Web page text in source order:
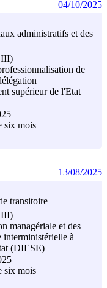
administratifs et des
III)
de
supérieur de l'Etat
six mois
04/10/2025
transitoire
III)
managériale et des
interministérielle à
(DIESE)
six mois
13/08/2025